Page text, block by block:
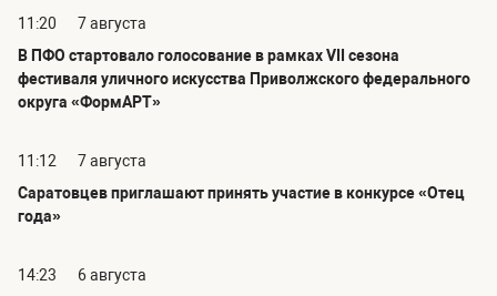
11:20
7 августа
В ПФО стартовало голосование в рамках VII сезона
фестиваля уличного искусства Приволжского федерального
округа «ФормАРТ»
11:12
7 августа
Саратовцев приглашают принять участие в конкурсе «Отец
года»
14:23
6 августа